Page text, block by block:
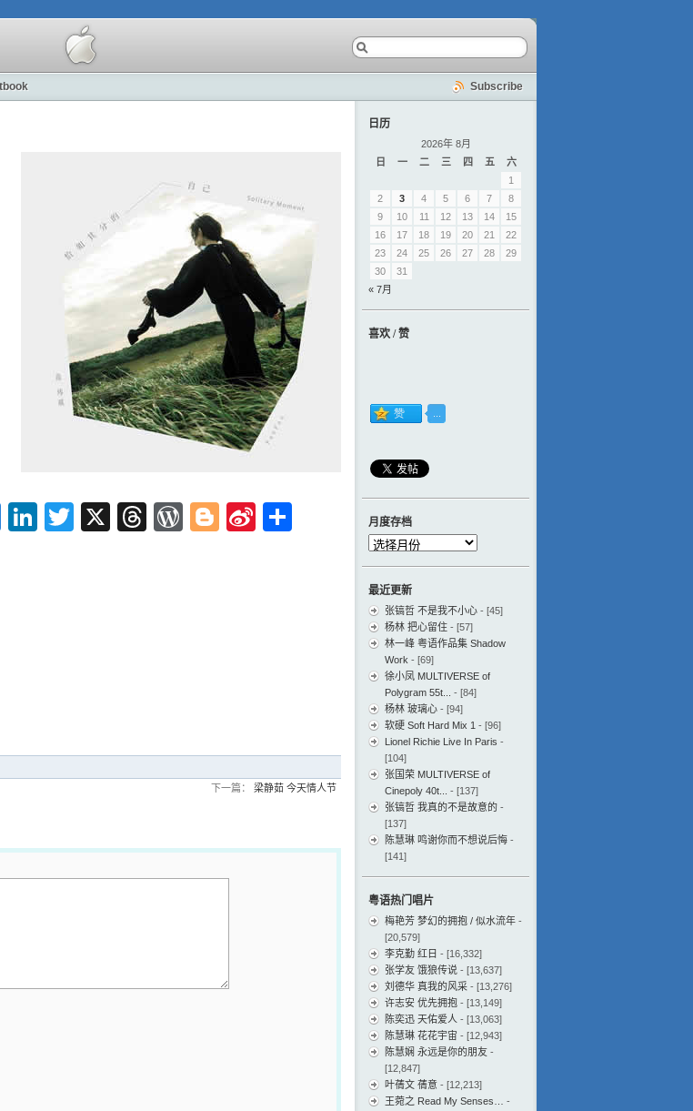
Subscribe
Qzone
LinkedIn
Twitter
X Threads
WordPress
Blogger
Sina
下一篇： 梁静茹 今天情人节
日历
2026年 8月
日
一 二 三 四 五
六
1
2
3 4 5 6 7
8
9
10 11 12 13 14
15
16
17 18 19 20 21
22
23
24 25 26 27 28
29
30
31
« 7月
喜欢 / 赞
月度存档
月
档
最近更新
张镐哲 不是我不小心 - [45]
杨林 把心留住 - [57]
林一峰 粤语作品集 Shadow
Work - [69]
徐小凤 MULTIVERSE of
Polygram 55t...
- [84]
杨林 玻璃心 - [94]
软硬 Soft Hard Mix 1 - [96]
Lionel Richie Live In Paris -
[104]
张国荣 MULTIVERSE of
Cinepoly 40t...
- [137]
张镐哲 我真的不是故意的 -
[137]
陈慧琳 鸣谢你而不想说后悔 -
[141]
粤语热门唱片
梅艳芳 梦幻的拥抱 / 似水流年 -
[20,579]
李克勤 红日 - [16,332]
张学友 饿狼传说 - [13,637]
刘德华 真我的风采 - [13,276]
许志安 优先拥抱 - [13,149]
陈奕迅 天佑爱人 - [13,063]
陈慧琳 花花宇宙 - [12,943]
陈慧娴 永远是你的朋友 -
[12,847]
叶蒨文 蒨意 - [12,213]
王菀之 Read My Senses…
-